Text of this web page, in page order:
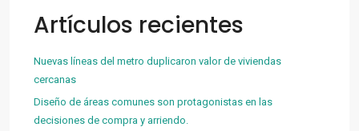
Artículos recientes
Nuevas líneas del metro duplicaron valor de viviendas
cercanas
Diseño de áreas comunes son protagonistas en las
decisiones de compra y arriendo.